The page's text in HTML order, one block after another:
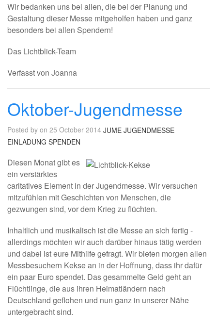
Wir bedanken uns bei allen, die bei der Planung und
Gestaltung dieser Messe mitgeholfen haben und ganz
besonders bei allen Spendern!
Das Lichtblick-Team
Verfasst von Joanna
Oktober-Jugendmesse
Posted by on 25 October 2014 JUME JUGENDMESSE
EINLADUNG SPENDEN
Diesen Monat gibt es
ein verstärktes
caritatives Element in der Jugendmesse. Wir versuchen
mitzufühlen mit Geschichten von Menschen, die
gezwungen sind, vor dem Krieg zu flüchten.
Inhaltlich und musikalisch ist die Messe an sich fertig -
allerdings möchten wir auch darüber hinaus tätig werden
und dabei ist eure Mithilfe gefragt. Wir bieten morgen allen
Messbesuchern Kekse an in der Hoffnung, dass ihr dafür
ein paar Euro spendet. Das gesammelte Geld geht an
Flüchtlinge, die aus ihren Heimatländern nach
Deutschland geflohen und nun ganz in unserer Nähe
untergebracht sind.